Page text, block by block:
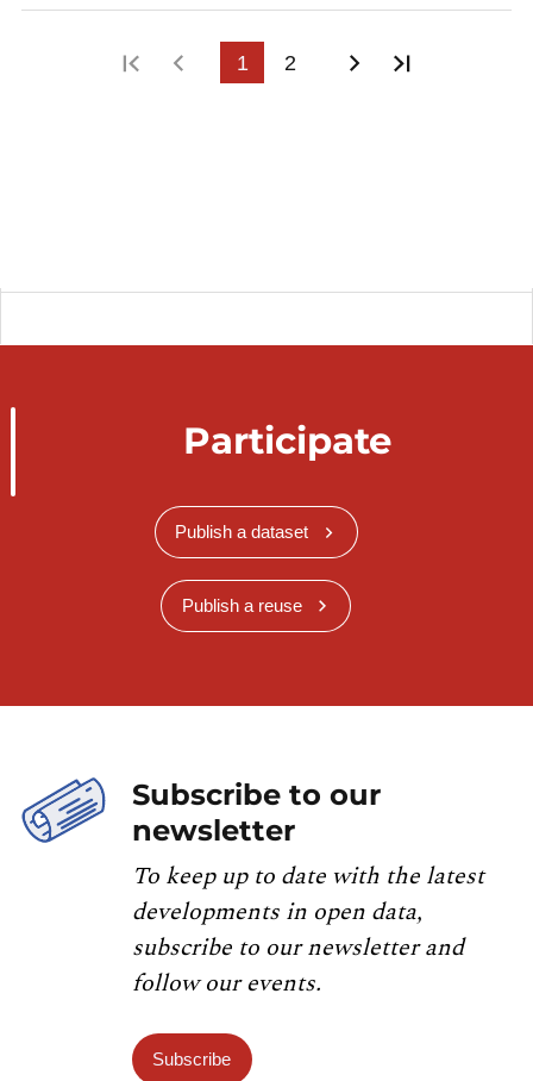
First pagePrevious page
1 2 Next page
Participate
Publish a dataset
Publish a reuse
Subscribe to our
newsletter
To keep up to date with the latest
developments in open data,
subscribe to our newsletter and
follow our events.
Subscribe